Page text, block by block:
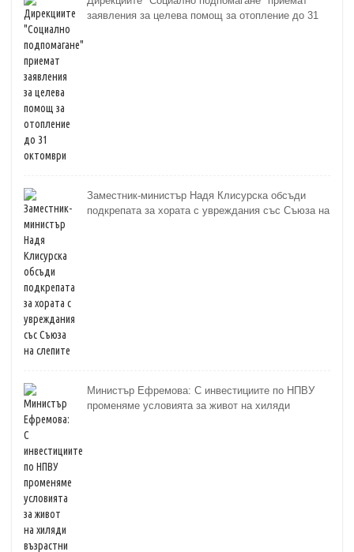
заявления за целева помощ за отопление до 31
Заместник-министър Надя Клисурска обсъди
подкрепата за хората с увреждания със Съюза на
Министър Ефремова: С инвестициите по НПВУ
променяме условията за живот на хиляди